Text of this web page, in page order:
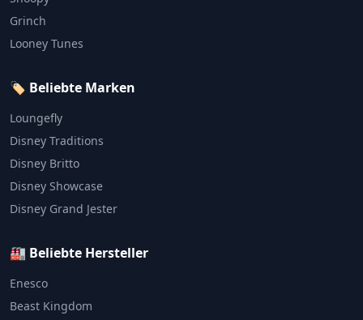
Grinch
Looney Tunes
🏷️ Beliebte Marken
Loungefly
Disney Traditions
Disney Britto
Disney Showcase
Disney Grand Jester
🏭 Beliebte Hersteller
Enesco
Beast Kingdom